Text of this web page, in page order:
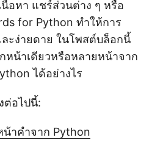
อหา แชร์ส่วนต่าง ๆ หรือ
for Python ทำให้การ
ะง่ายดาย ในโพสต์บล็อกนี้
หน้าเดียวหรือหลายหน้าจาก
ได้อย่างไร
ต่อไปนี้:
าคำจาก Python